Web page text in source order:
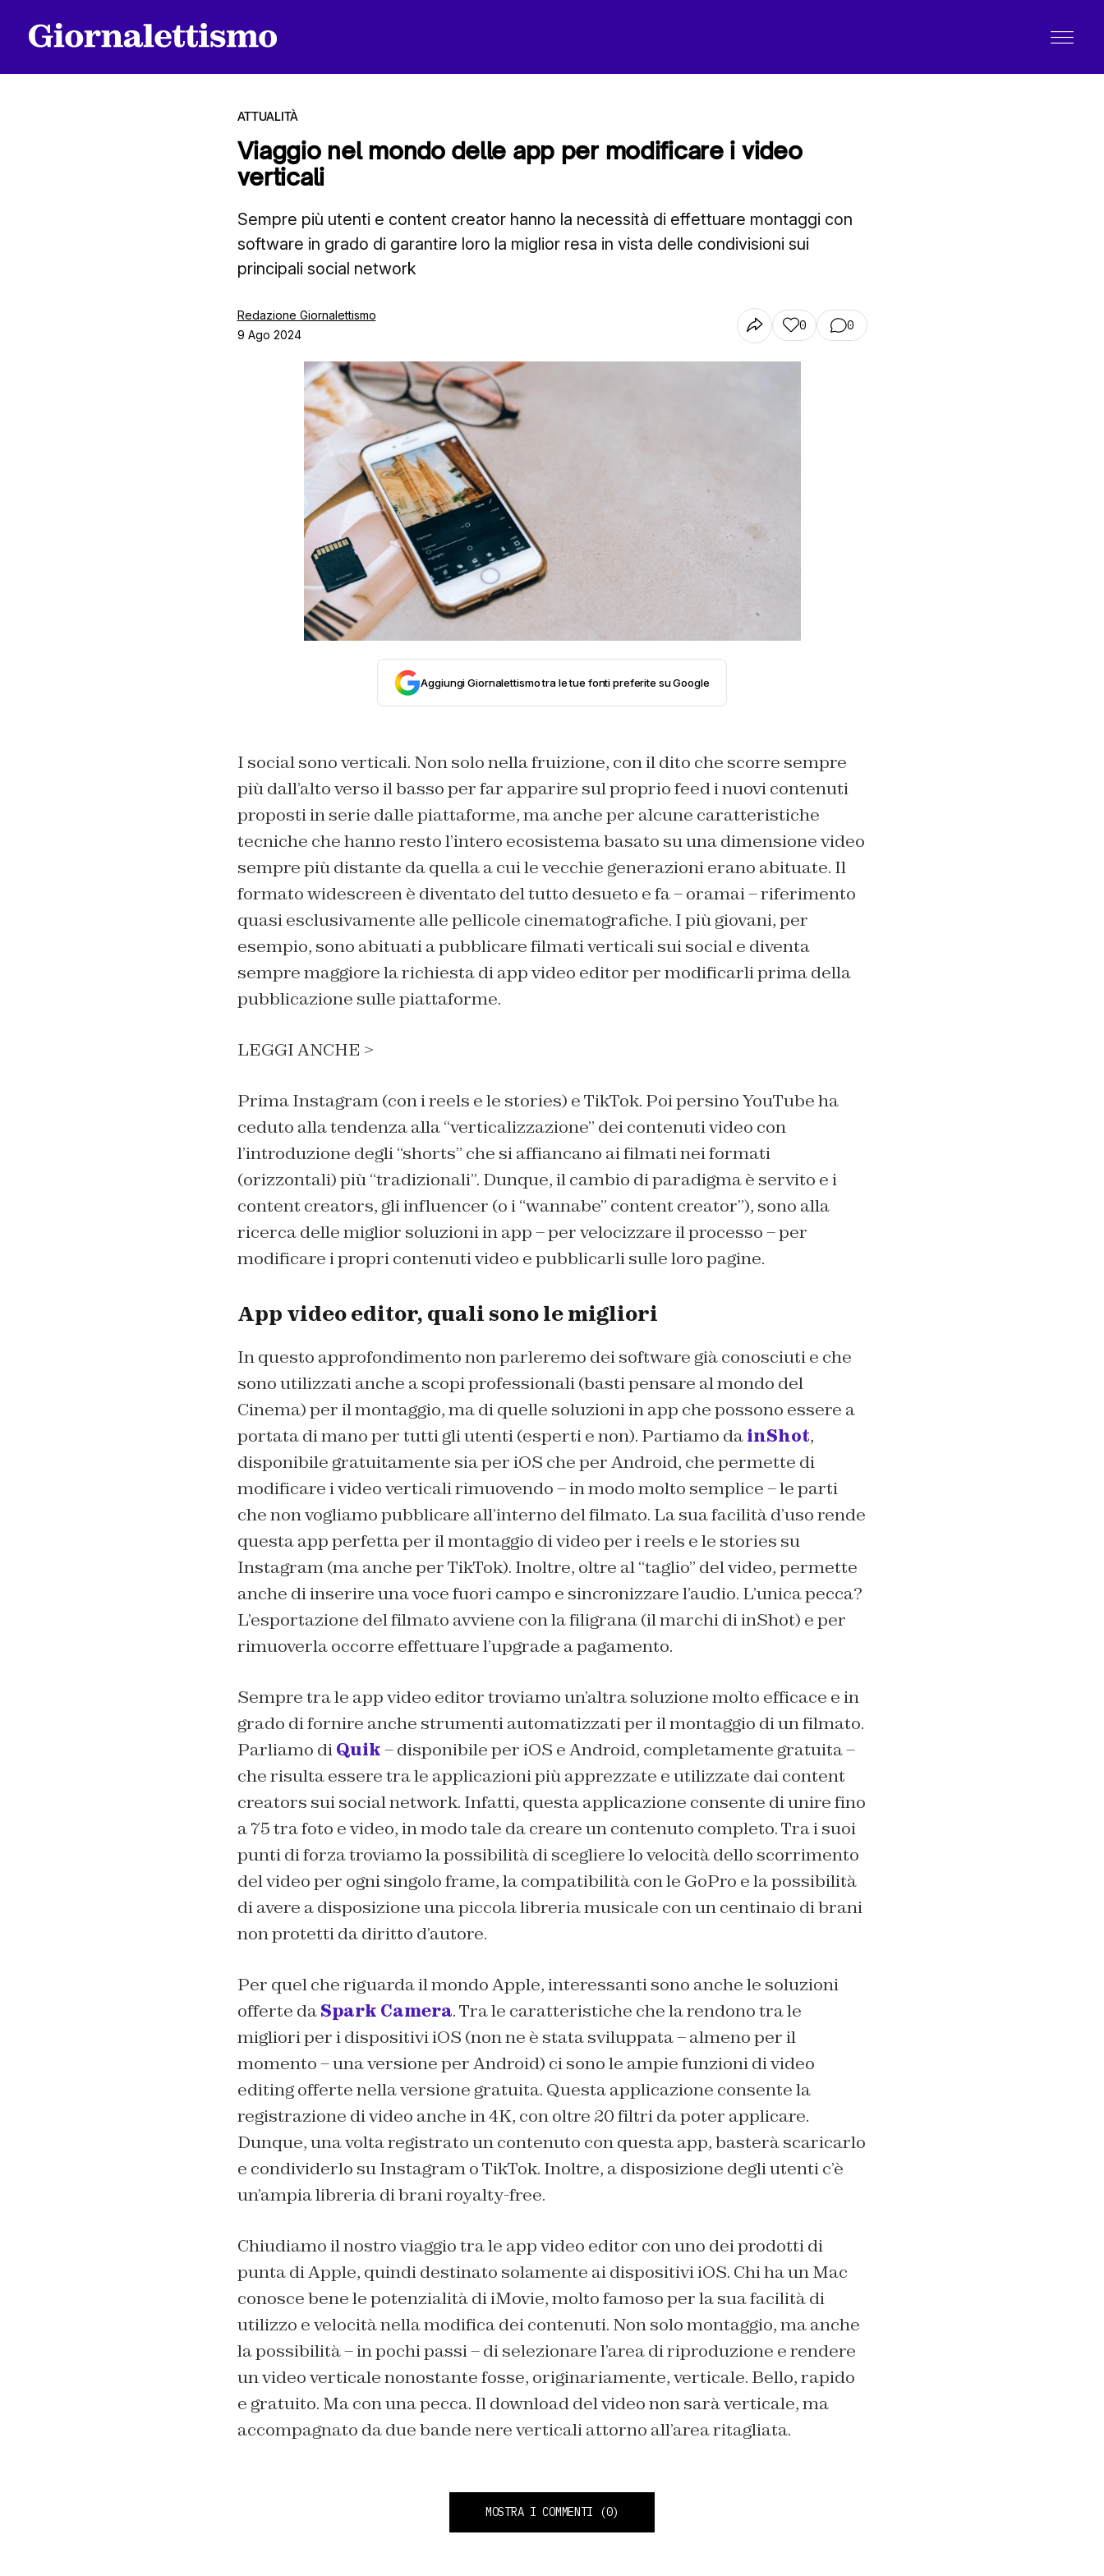
ATTUALITÀ
Viaggio nel mondo delle app per modificare i video
verticali
Sempre più utenti e content creator hanno la necessità di effettuare montaggi con
software in grado di garantire loro la miglior resa in vista delle condivisioni sui
principali social network
Redazione Giornalettismo
9 Ago 2024
0 0
Aggiungi Giornalettismo tra le tue fonti preferite su Google
I social sono verticali. Non solo nella fruizione, con il dito che scorre sempre
più dall’alto verso il basso per far apparire sul proprio feed i nuovi contenuti
proposti in serie dalle piattaforme, ma anche per alcune caratteristiche
tecniche che hanno resto l’intero ecosistema basato su una dimensione video
sempre più distante da quella a cui le vecchie generazioni erano abituate. Il
formato widescreen è diventato del tutto desueto e fa – oramai – riferimento
quasi esclusivamente alle pellicole cinematografiche. I più giovani, per
esempio, sono abituati a pubblicare filmati verticali sui social e diventa
sempre maggiore la richiesta di app video editor per modificarli prima della
pubblicazione sulle piattaforme.
LEGGI ANCHE >
Prima Instagram (con i reels e le stories) e TikTok. Poi persino YouTube ha
ceduto alla tendenza alla “verticalizzazione” dei contenuti video con
l’introduzione degli “shorts” che si affiancano ai filmati nei formati
(orizzontali) più “tradizionali”. Dunque, il cambio di paradigma è servito e i
content creators, gli influencer (o i “wannabe” content creator”), sono alla
ricerca delle miglior soluzioni in app – per velocizzare il processo – per
modificare i propri contenuti video e pubblicarli sulle loro pagine.
App video editor, quali sono le migliori
In questo approfondimento non parleremo dei software già conosciuti e che
sono utilizzati anche a scopi professionali (basti pensare al mondo del
Cinema) per il montaggio, ma di quelle soluzioni in app che possono essere a
portata di mano per tutti gli utenti (esperti e non). Partiamo dainShot,
disponibile gratuitamente sia per iOS che per Android, che permette di
modificare i video verticali rimuovendo – in modo molto semplice – le parti
che non vogliamo pubblicare all’interno del filmato. La sua facilità d’uso rende
questa app perfetta per il montaggio di video per i reels e le stories su
Instagram (ma anche per TikTok). Inoltre, oltre al “taglio” del video, permette
anche di inserire una voce fuori campo e sincronizzare l’audio. L’unica pecca?
L’esportazione del filmato avviene con la filigrana (il marchi di inShot) e per
rimuoverla occorre effettuare l’upgrade a pagamento.
Sempre tra le app video editor troviamo un’altra soluzione molto efficace e in
grado di fornire anche strumenti automatizzati per il montaggio di un filmato.
Parliamo diQuik– disponibile per iOS e Android, completamente gratuita –
che risulta essere tra le applicazioni più apprezzate e utilizzate dai content
creators sui social network. Infatti, questa applicazione consente di unire fino
a 75 tra foto e video, in modo tale da creare un contenuto completo. Tra i suoi
punti di forza troviamo la possibilità di scegliere lo velocità dello scorrimento
del video per ogni singolo frame, la compatibilità con le GoPro e la possibilità
di avere a disposizione una piccola libreria musicale con un centinaio di brani
non protetti da diritto d’autore.
Per quel che riguarda il mondo Apple, interessanti sono anche le soluzioni
offerte daSpark Camera. Tra le caratteristiche che la rendono tra le
migliori per i dispositivi iOS (non ne è stata sviluppata – almeno per il
momento – una versione per Android) ci sono le ampie funzioni di video
editing offerte nella versione gratuita. Questa applicazione consente la
registrazione di video anche in 4K, con oltre 20 filtri da poter applicare.
Dunque, una volta registrato un contenuto con questa app, basterà scaricarlo
e condividerlo su Instagram o TikTok. Inoltre, a disposizione degli utenti c’è
un’ampia libreria di brani royalty-free.
Chiudiamo il nostro viaggio tra le app video editor con uno dei prodotti di
punta di Apple, quindi destinato solamente ai dispositivi iOS. Chi ha un Mac
conosce bene le potenzialità di iMovie, molto famoso per la sua facilità di
utilizzo e velocità nella modifica dei contenuti. Non solo montaggio, ma anche
la possibilità – in pochi passi – di selezionare l’area di riproduzione e rendere
un video verticale nonostante fosse, originariamente, verticale. Bello, rapido
e gratuito. Ma con una pecca. Il download del video non sarà verticale, ma
accompagnato da due bande nere verticali attorno all’area ritagliata.
MOSTRA I COMMENTI (0)